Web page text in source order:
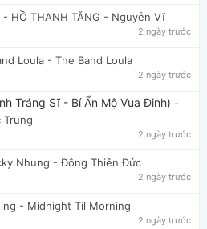
- HỒ THANH TĂNG - Nguyễn Vĩ
2 ngày trước
Loula - The Band Loula
2 ngày trước
Tráng Sĩ - Bí Ẩn Mộ Vua Đinh) -
Trung
2 ngày trước
Nhung - Đông Thiên Đức
2 ngày trước
- Midnight Til Morning
2 ngày trước